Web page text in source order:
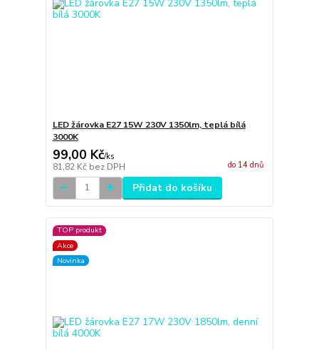
LED žárovka E27 15W 230V 1350lm, teplá bílá
3000K
99,00 Kč/ks
81,82 Kč bez DPH do 14 dnů
Přidat do košíku
TOP produkt
Akce
Novinka